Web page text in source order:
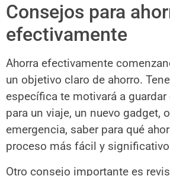
Consejos para
efectivamente
Ahorra efectivamente
un objetivo claro de ahorro.
específica te motivará a guardar
para un viaje, un nuevo gadget,
emergencia, saber para qué
proceso más fácil y
Otro consejo importante es